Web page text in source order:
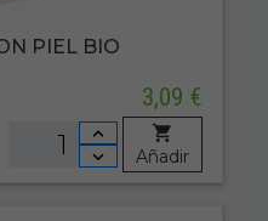
PIEL BIO
3,09 €
Añadir